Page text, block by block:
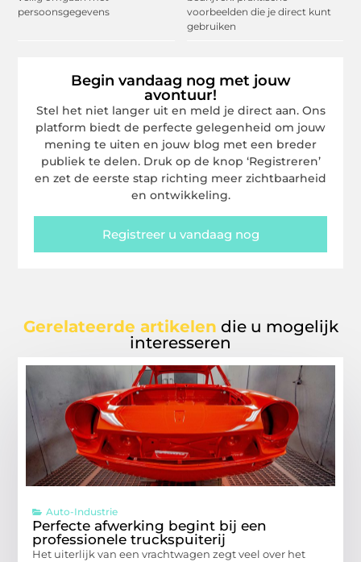
persoonsgegevens
voorbeelden die je direct kunt
gebruiken
Begin vandaag nog met jouw
avontuur!
Stel het niet langer uit en meld je direct aan. Ons
platform biedt de perfecte gelegenheid om jouw
mening te uiten en jouw blog met een breder
publiek te delen. Druk op de knop ‘Registreren’
en zet de eerste stap richting meer zichtbaarheid
en ontwikkeling.
Registreer u vandaag nog
Gerelateerde artikelen die u mogelijk
interesseren
Auto-Industrie
Perfecte afwerking begint bij een
professionele truckspuiterij
Het uiterlijk van een vrachtwagen zegt veel over het